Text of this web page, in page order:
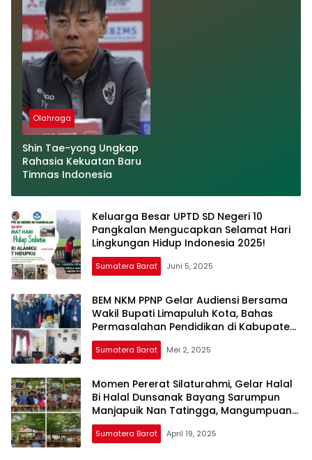
Olahraga
Shin Tae-yong Ungkap
Rahasia Kekuatan Baru
Timnas Indonesia
Keluarga Besar UPTD SD Negeri 10
Pangkalan Mengucapkan Selamat Hari
Lingkungan Hidup Indonesia 2025!
Sumatera Barat Juni 5, 2025
BEM NKM PPNP Gelar Audiensi Bersama
Wakil Bupati Limapuluh Kota, Bahas
Permasalahan Pendidikan di Kabupaten
50 Kota
Sumatera Barat Mei 2, 2025
Momen Pererat Silaturahmi, Gelar Halal
Bi Halal Dunsanak Bayang Sarumpun
Manjapuik Nan Tatingga, Mangumpuan
Nan Taserak
Sumatera Barat April 19, 2025